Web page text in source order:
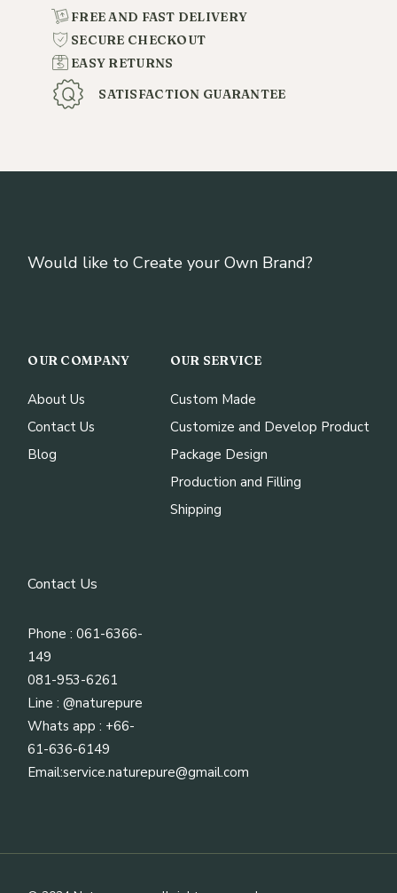
FREE AND FAST DELIVERY
SECURE CHECKOUT
EASY RETURNS
SATISFACTION GUARANTEE
Would like to Create your Own Brand?
OUR COMPANY
About Us
Contact Us
Blog
OUR SERVICE
Custom Made
Customize and Develop Product
Package Design
Production and Filling
Shipping
Contact Us
Phone : 061-6366-
149
081-953-6261
Line : @naturepure
Whats app : +66-
61-636-6149
Email:service.naturepure@gmail.com